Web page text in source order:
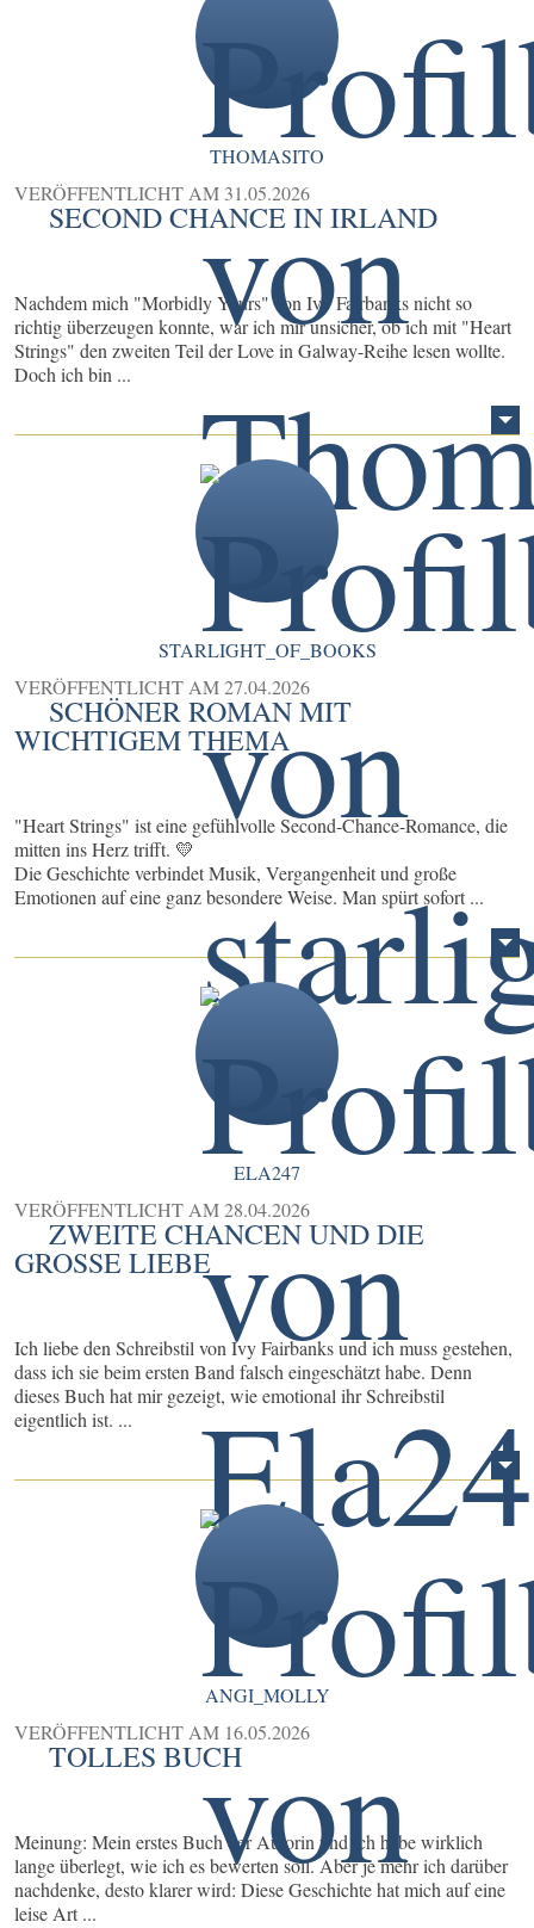
THOMASITO
VERÖFFENTLICHT AM 31.05.2026
SECOND CHANCE IN IRLAND
Nachdem mich "Morbidly Yours" von Ivy Fairbanks nicht so
richtig überzeugen konnte, war ich mir unsicher, ob ich mit "Heart
Strings" den zweiten Teil der Love in Galway-Reihe lesen wollte.
Doch ich bin ...
STARLIGHT_OF_BOOKS
VERÖFFENTLICHT AM27.04.2026
SCHÖNER ROMAN MIT
WICHTIGEM THEMA
"Heart Strings" ist eine gefühlvolle Second-Chance-Romance, die
mitten ins Herz trifft. 💛
Die Geschichte verbindet Musik, Vergangenheit und große
Emotionen auf eine ganz besondere Weise. Man spürt sofort ...
ELA247
VERÖFFENTLICHT AM28.04.2026
ZWEITE CHANCEN UND DIE
GROSSE LIEBE
Ich liebe den Schreibstil von Ivy Fairbanks und ich muss gestehen,
dass ich sie beim ersten Band falsch eingeschätzt habe. Denn
dieses Buch hat mir gezeigt, wie emotional ihr Schreibstil
eigentlich ist. ...
ANGI_MOLLY
VERÖFFENTLICHT AM 16.05.2026
TOLLES BUCH
Meinung: Mein erstes Buch der Autorin und ich habe wirklich
lange überlegt, wie ich es bewerten soll. Aber je mehr ich darüber
nachdenke, desto klarer wird: Diese Geschichte hat mich auf eine
leise Art ...